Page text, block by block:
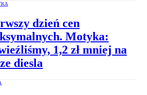
dzień cen
Motyka:
1,2 zł mniej na
diesla